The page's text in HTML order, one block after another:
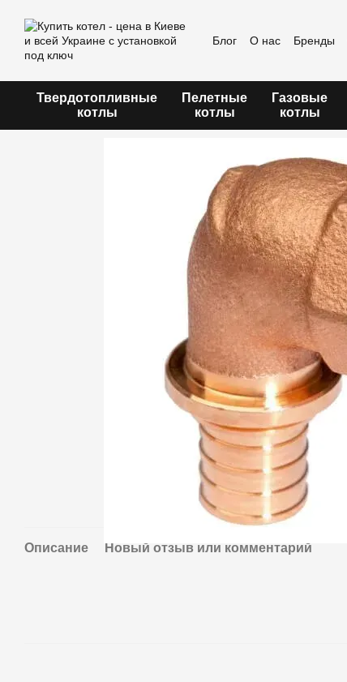
Блог О нас Бренды
Твердотопливные
котлы
Пелетные
котлы
Газовые
котлы
Описание Новый отзыв или комментарий